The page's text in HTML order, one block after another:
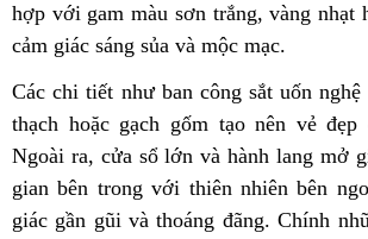
hợp với gam màu sơn trắng, vàng nhạt
cảm giác sáng sủa và mộc mạc.
Các chi tiết như ban công sắt uốn
thạch hoặc gạch gốm tạo nên vẻ
Ngoài ra, cửa sổ lớn và hành lang mở
gian bên trong với thiên nhiên bên
giác gần gũi và thoáng đãng.Chính